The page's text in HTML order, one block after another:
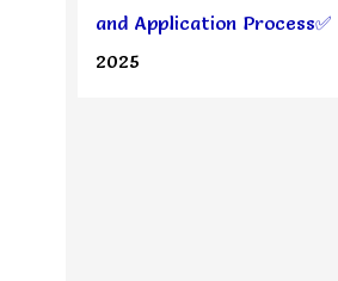
and Application Process✅
2025